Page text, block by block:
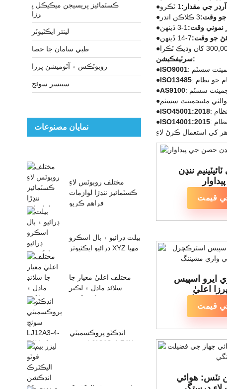
ڪسٽمائيز پريسيجن ميڪيڪل پ
رزا
لينئر ايڪٽيوٽر
طبي سامان جا حصا
روبوٽڪس ۽ آٽوميشن پرزا
سينسر سوئچ
نمايان مصنوعات
مختلف روبوٽس لاءِ
ڪسٽمائيز ننڍڙا لوازمات
فراهم ڪريو
بيلٽ ڊرائيو ۽ بال اسڪرو
ڊرائيو ايڪٽيوٽر XYZ مهيا
مختلف اعليٰ معيار جا
سلائڊ ماڊل ۽ لڪير
انڊڪٽو پروڪسميٽي
●
جي مقدار: 1 ٽڪرو
●
وقت:3 ڪلاڪن اندر
●
نموني وقت: 1-3 ڏينهن
●
جو وقت:7-14 ڏينهن
●
کان وڌيڪ ٽڪرا
سرٽيفڪيشن:
●ISO9001
سسٽم
●ISO13485 جو نظام
●AS9100
سسٽم
●مئنيجمينٽ سسٽم
●ISO45001:2018
●ISO14001:2015
ننڍن
قيمت
ايرو اسپيس
اعليٰ
مشيننگ
قيمت
نٽس: هوائي